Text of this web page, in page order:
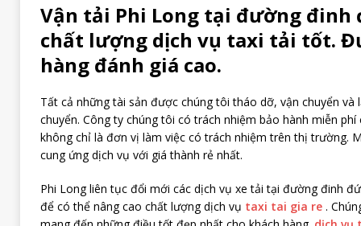
Vận tải Phi Long tại đường đinh
chất lượng dịch vụ taxi tải tốt.
hàng đánh giá cao.
Tất cả những tài sản được chúng tôi tháo dỡ, vận chuyển và
chuyển. Công ty chúng tôi có trách nhiệm bảo hành miễn phí
không chỉ là đơn vị làm việc có trách nhiệm trên thị trường.
cung ứng dịch vụ với giá thành rẻ nhất.
Phi Long liên tục đổi mới các dịch vụ xe tải tại đường đinh
để có thể nâng cao chất lượng dịch vụ taxi tai gia re.